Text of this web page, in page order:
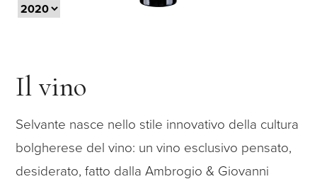
Il vino
Selvante nasce nello stile innovativo della cultura
bolgherese del vino: un vino esclusivo pensato,
desiderato, fatto dalla Ambrogio & Giovanni